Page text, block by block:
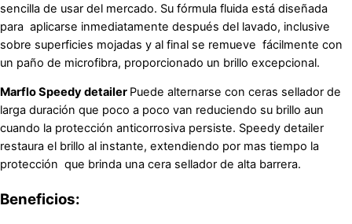
sencilla de usar del mercado. Su fórmula fluida está diseñada
para aplicarse inmediatamente después del lavado, inclusive
sobre superficies mojadas y al final se remueve fácilmente con
un paño de microfibra, proporcionado un brillo excepcional.
Marflo Speedy detailer Puede alternarse con ceras sellador de
larga duración que poco a poco van reduciendo su brillo aun
cuando la protección anticorrosiva persiste. Speedy detailer
restaura el brillo al instante, extendiendo por mas tiempo la
protección que brinda una cera sellador de alta barrera.
Beneficios: